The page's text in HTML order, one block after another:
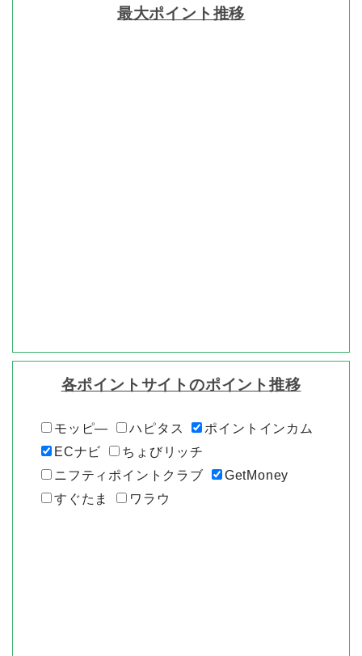
最大ポイント推移
各ポイントサイトのポイント推移
モッピ― ハピタス
ポイントインカム
ECナビ
ちょびリッチ
ニフティポイントクラブ
GetMoney
すぐたま
ワラウ